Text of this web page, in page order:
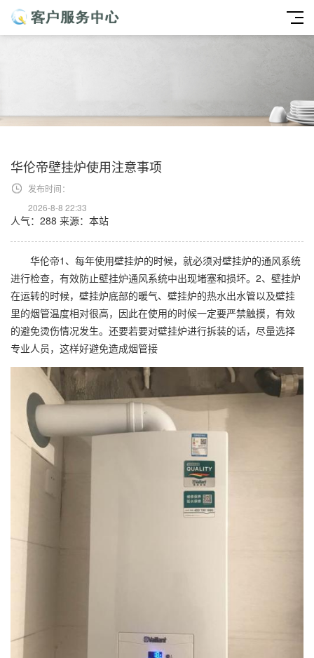
华伦帝壁挂炉使用注意事项
发布时间：
2026-8-8 22:33
人气：288 来源：本站
华伦帝1、每年使用壁挂炉的时候，就必须对壁挂炉的通风系统
进行检查，有效防止壁挂炉通风系统中出现堵塞和损坏。2、壁挂炉
在运转的时候，壁挂炉底部的暖气、壁挂炉的热水出水管以及壁挂
里的烟管温度相对很高，因此在使用的时候一定要严禁触摸，有效
的避免烫伤情况发生。还要若要对壁挂炉进行拆装的话，尽量选择
专业人员，这样好避免造成烟管接